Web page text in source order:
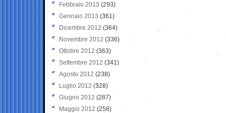
Febbraio 2013 (293)
Gennaio 2013 (361)
Dicembre 2012 (364)
Novembre 2012 (336)
Ottobre 2012 (363)
Settembre 2012 (341)
Agosto 2012 (238)
Luglio 2012 (328)
Giugno 2012 (287)
Maggio 2012 (258)